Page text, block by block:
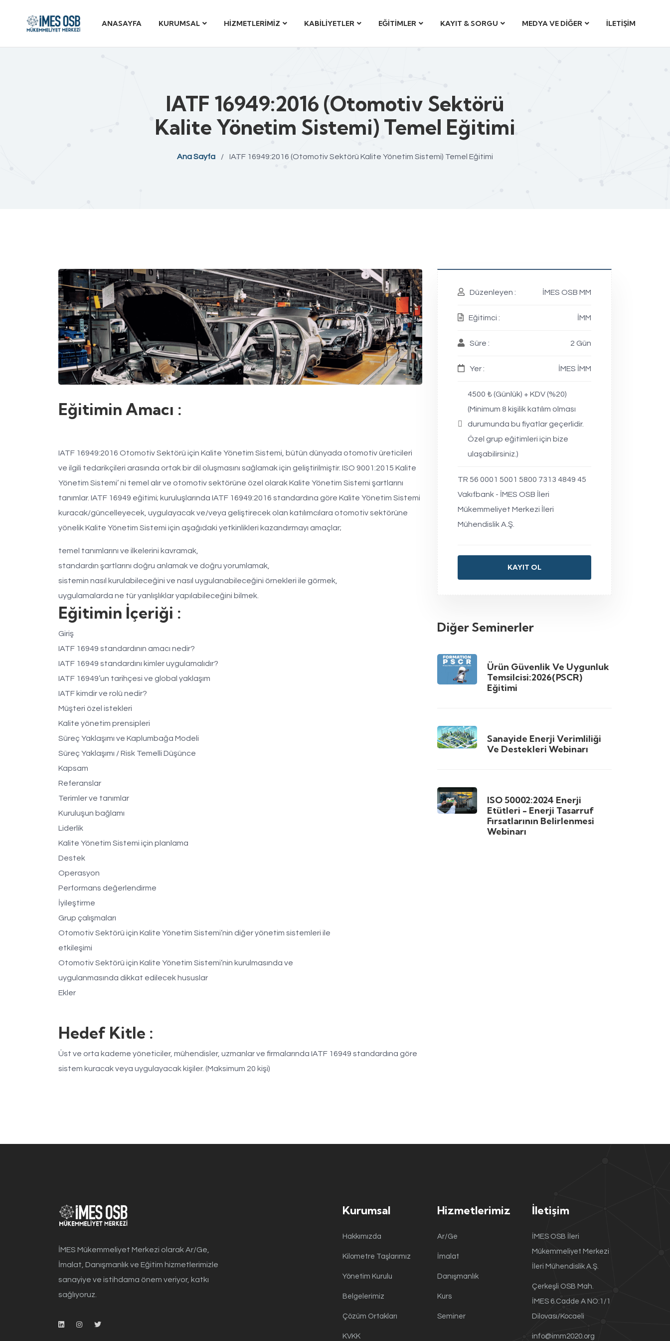
ANASAYFA KURUMSAL HİZMETLERİMİZ KABİLİYETLER EĞİTİMLER KAYIT & SORGU MEDYA VE DİĞER İLETİŞİM
IATF 16949:2016 (Otomotiv Sektörü
Kalite Yönetim Sistemi) Temel Eğitimi
Ana Sayfa / IATF 16949:2016 (Otomotiv Sektörü Kalite Yönetim Sistemi) Temel Eğitimi
Eğitimin Amacı :
IATF 16949:2016 Otomotiv Sektörü için Kalite Yönetim Sistemi, bütün dünyada otomotiv üreticileri
ve ilgili tedarikçileri arasında ortak bir dil oluşmasını sağlamak için geliştirilmiştir. ISO 9001:2015 Kalite
Yönetim Sistemi’ ni temel alır ve otomotiv sektörüne özel olarak Kalite Yönetim Sistemi şartlarını
tanımlar. IATF 16949 eğitimi; kuruluşlarında IATF 16949:2016 standardına göre Kalite Yönetim Sistemi
kuracak/güncelleyecek, uygulayacak ve/veya geliştirecek olan katılımcılara otomotiv sektörüne
yönelik Kalite Yönetim Sistemi için aşağıdaki yetkinlikleri kazandırmayı amaçlar;
temel tanımlarını ve ilkelerini kavramak,
standardın şartlarını doğru anlamak ve doğru yorumlamak,
sistemin nasıl kurulabileceğini ve nasıl uygulanabileceğini örnekleri ile görmek,
uygulamalarda ne tür yanlışlıklar yapılabileceğini bilmek.
Eğitimin İçeriği :
Giriş
IATF 16949 standardının amacı nedir?
IATF 16949 standardını kimler uygulamalıdır?
IATF 16949’un tarihçesi ve global yaklaşım
IATF kimdir ve rolü nedir?
Müşteri özel istekleri
Kalite yönetim prensipleri
Süreç Yaklaşımı ve Kaplumbağa Modeli
Süreç Yaklaşımı / Risk Temelli Düşünce
Kapsam
Referanslar
Terimler ve tanımlar
Kuruluşun bağlamı
Liderlik
Kalite Yönetim Sistemi için planlama
Destek
Operasyon
Performans değerlendirme
İyileştirme
Grup çalışmaları
Otomotiv Sektörü için Kalite Yönetim Sistemi’nin diğer yönetim sistemleri ile
etkileşimi
Otomotiv Sektörü için Kalite Yönetim Sistemi’nin kurulmasında ve
uygulanmasında dikkat edilecek hususlar
Ekler
Hedef Kitle :
Üst ve orta kademe yöneticiler, mühendisler, uzmanlar ve firmalarında IATF 16949 standardına göre
sistem kuracak veya uygulayacak kişiler. (Maksimum 20 kişi)
Düzenleyen : İMES OSB MM
Eğitimci : İMM
Süre : 2 Gün
Yer : İMES İMM
4500 ₺ (Günlük) + KDV (%20)
(Minimum 8 kişilik katılım olması
durumunda bu fiyatlar geçerlidir.
Özel grup eğitimleri için bize
ulaşabilirsiniz.)
TR 56 0001 5001 5800 7313 4849 45
Vakıfbank - İMES OSB İleri
Mükemmeliyet Merkezi İleri
Mühendislik A.Ş.
KAYIT OL
Diğer Seminerler
Ürün Güvenlik Ve Uygunluk
Temsilcisi:2026(PSCR)
Eğitimi
Sanayide Enerji Verimliliği
Ve Destekleri Webinarı
ISO 50002:2024 Enerji
Etütleri - Enerji Tasarruf
Fırsatlarının Belirlenmesi
Webinarı
İMES Mükemmeliyet Merkezi olarak Ar/Ge,
İmalat, Danışmanlık ve Eğitim hizmetlerimizle
sanayiye ve istihdama önem veriyor, katkı
sağlıyoruz.
Kurumsal
Hakkımızda
Kilometre Taşlarımız
Yönetim Kurulu
Belgelerimiz
Çözüm Ortakları
KVKK
Hizmetlerimiz
Ar/Ge
İmalat
Danışmanlık
Kurs
Seminer
İletişim
İMES OSB İleri
Mükemmeliyet Merkezi
İleri Mühendislik A.Ş.
Çerkeşli OSB Mah.
İMES 6.Cadde A NO:1/1
Dilovası/Kocaeli
info@imm2020.org